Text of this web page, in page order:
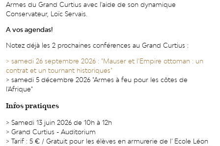
Armes du Grand Curtius avec l'aide de son dynamique
Conservateur, Loïc Servais.
A vos agendas!
Notez déjà les 2 prochaines conférences au Grand Curtius :
> samedi 26 septembre 2026 : "Mauser et l’Empire ottoman : un
contrat et un tournant historiques"
> samedi 5 décembre 2026 "Armes à feu pour les côtes de
l'Afrique"
Infos pratiques
> Samedi 13 juin 2026 de 10h à 12h
> Grand Curtius - Auditorium
> Tarif : 5 € / Gratuit pour les élèves en armurerie de l' Ecole Léon